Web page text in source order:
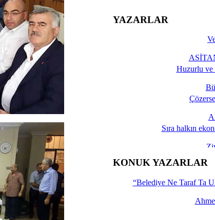
YAZARLAR
Huzurlu ve
Sıra halkın
İşte
KONUK YAZARLAR
“Belediye Ne Taraf Ta